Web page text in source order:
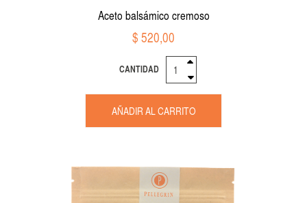
Aceto balsámico cremoso
$ 520,00
CANTIDAD
AÑADIR AL CARRITO